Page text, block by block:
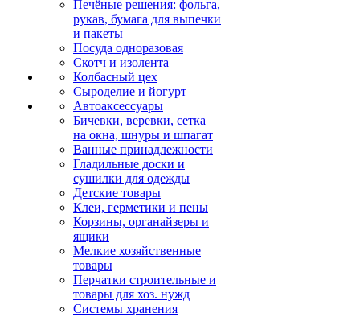
Печёные решения: фольга,
рукав, бумага для выпечки
и пакеты
Посуда одноразовая
Скотч и изолента
Колбасный цех
Сыроделие и йогурт
Автоаксессуары
Бичевки, веревки, сетка
на окна, шнуры и шпагат
Ванные принадлежности
Гладильные доски и
сушилки для одежды
Детские товары
Клеи, герметики и пены
Корзины, органайзеры и
ящики
Мелкие хозяйственные
товары
Перчатки строительные и
товары для хоз. нужд
Системы хранения